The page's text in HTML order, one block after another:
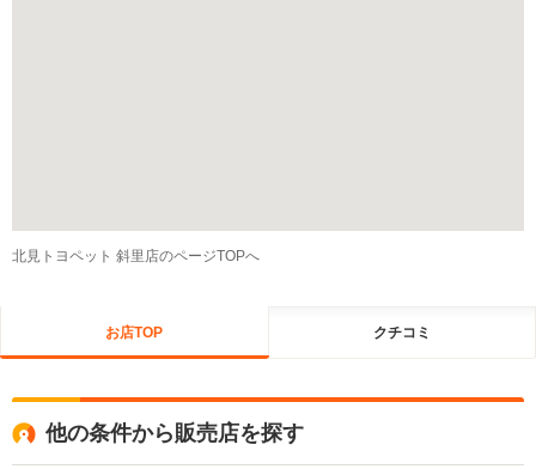
北見トヨペット 斜里店のページTOPへ
お店TOP クチコミ
他の条件から販売店を探す